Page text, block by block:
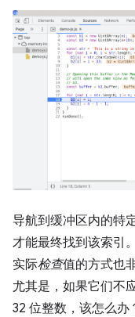
导航到缓冲区内的特
才能最终找到该索引
实际检查值的方式也
尤其是，如果它们不
32 位整数，该怎么办